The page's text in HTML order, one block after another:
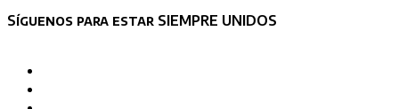
Síguenos para estar SIEMPRE UNIDOS